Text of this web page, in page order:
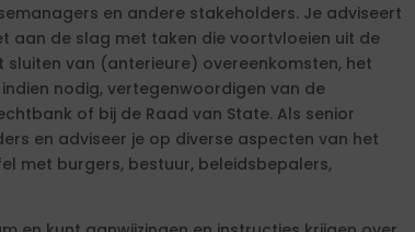
en andere stakeholders. Je adviseert
aan de slag met taken die voortvloeien uit de
sluiten van (anterieure) overeenkomsten, het
nodig, vertegenwoordigen van de
of bij de Raad van State. Als senior
en adviseer je op diverse aspecten van het
met burgers, bestuur, beleidsbepalers,